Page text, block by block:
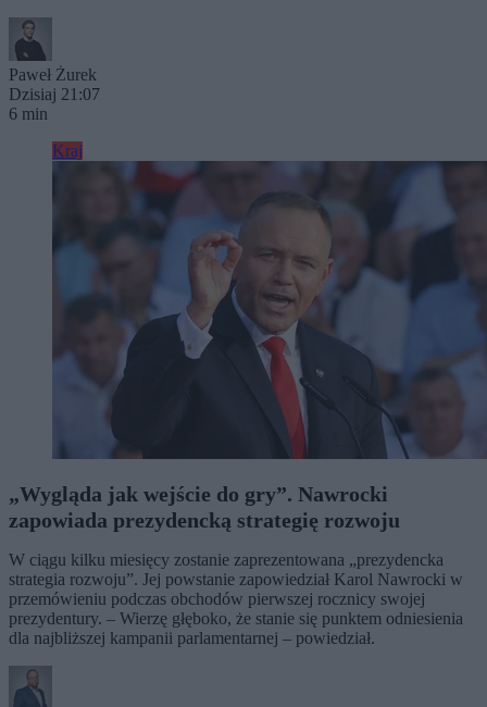
Paweł Żurek
Dzisiaj 21:07
6 min
Kraj
„Wygląda jak wejście do gry”. Nawrocki
zapowiada prezydencką strategię rozwoju
W ciągu kilku miesięcy zostanie zaprezentowana „prezydencka
strategia rozwoju”. Jej powstanie zapowiedział Karol Nawrocki w
przemówieniu podczas obchodów pierwszej rocznicy swojej
prezydentury. – Wierzę głęboko, że stanie się punktem odniesienia
dla najbliższej kampanii parlamentarnej – powiedział.